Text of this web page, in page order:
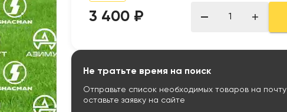
3 400 ₽
Не тратьте время на поиск
Отправьте список необходимых товаров на почту
оставьте заявку на сайте